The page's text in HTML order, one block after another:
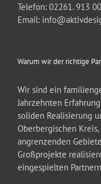
Telefon: 02261. 913
Email:
Warum wir der richtige
Wir sind ein
Jahrzehnten
soliden Realisierung
Oberbergischen
angrenzenden
Großprojekte
eingespielten